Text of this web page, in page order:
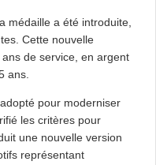
médaille a été introduite,
Cette nouvelle
de service, en argent
ans.
pour moderniser
les critères pour
une nouvelle version
représentant